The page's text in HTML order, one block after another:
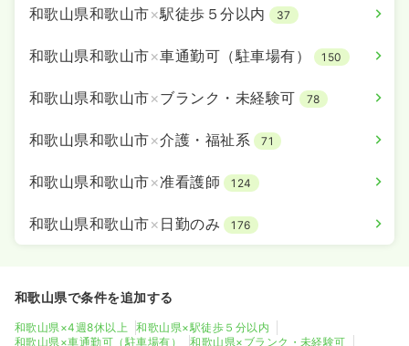
和歌山県和歌山市×駅徒歩５分以内 37
和歌山県和歌山市×車通勤可（駐車場有） 150
和歌山県和歌山市×ブランク・未経験可 78
和歌山県和歌山市×介護・福祉系 71
和歌山県和歌山市×准看護師 124
和歌山県和歌山市× 日勤のみ 176
和歌山県で条件を追加する
和歌山県×4週8休以上
和歌山県×駅徒歩５分以内
和歌山県×車通勤可（駐車場有）
和歌山県×ブランク・未経験可